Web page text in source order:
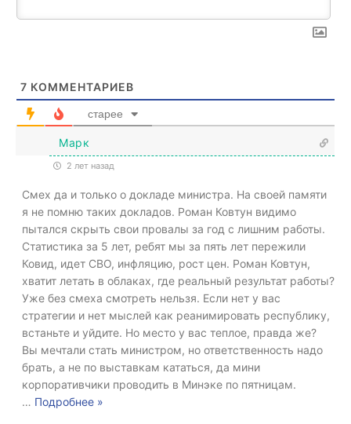
7 КОММЕНТАРИЕВ
старее
Марк
2 лет назад
Смех да и только о докладе министра. На своей памяти
я не помню таких докладов. Роман Ковтун видимо
пытался скрыть свои провалы за год с лишним работы.
Статистика за 5 лет, ребят мы за пять лет пережили
Ковид, идет СВО, инфляцию, рост цен. Роман Ковтун,
хватит летать в облаках, где реальный результат работы?
Уже без смеха смотреть нельзя. Если нет у вас
стратегии и нет мыслей как реанимировать республику,
встаньте и уйдите. Но место у вас теплое, правда же?
Вы мечтали стать министром, но ответственность надо
брать, а не по выставкам кататься, да мини
корпоративчики проводить в Минэке по пятницам.
… Подробнее »